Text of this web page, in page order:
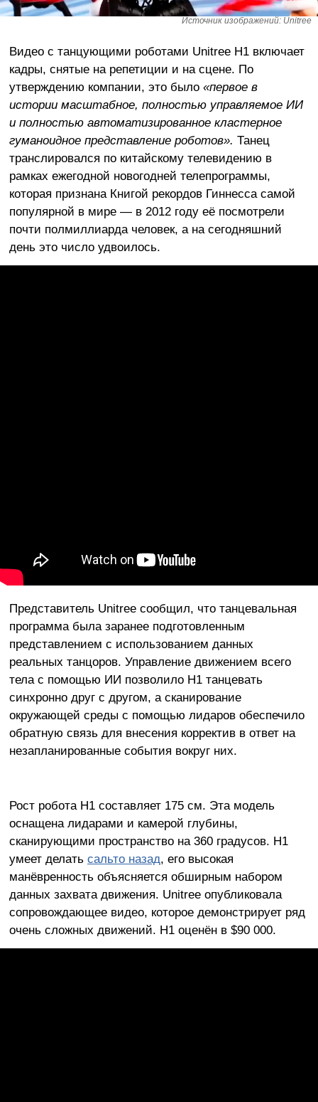
Источник изображений: Unitree
Видео с танцующими роботами Unitree H1 включает
кадры, снятые на репетиции и на сцене. По
утверждению компании, это было «первое в
истории масштабное, полностью управляемое ИИ
и полностью автоматизированное кластерное
гуманоидное представление роботов». Танец
транслировался по китайскому телевидению в
рамках ежегодной новогодней телепрограммы,
которая признана Книгой рекордов Гиннесса самой
популярной в мире — в 2012 году её посмотрели
почти полмиллиарда человек, а на сегодняшний
день это число удвоилось.
Представитель Unitree сообщил, что танцевальная
программа была заранее подготовленным
представлением с использованием данных
реальных танцоров. Управление движением всего
тела с помощью ИИ позволило H1 танцевать
синхронно друг с другом, а сканирование
окружающей среды с помощью лидаров обеспечило
обратную связь для внесения корректив в ответ на
незапланированные события вокруг них.
Рост робота H1 составляет 175 см. Эта модель
оснащена лидарами и камерой глубины,
сканирующими пространство на 360 градусов. H1
умеет делать сальто назад, его высокая
манёвренность объясняется обширным набором
данных захвата движения. Unitree опубликовала
сопровождающее видео, которое демонстрирует ряд
очень сложных движений. H1 оценён в $90 000.